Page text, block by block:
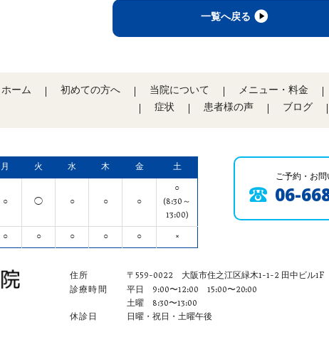
一覧へ戻る
ホーム 初めての方へ 当院について メニュー・料金
症状
患者様の声 ブログ
月 火 水 木 金 土
○ ◯ ○ ○ ○
○
(8:30～
13:00)
○ ○ ○ ○ ○ ×
ご予約・お
06-
住所 〒559-0022 大阪市住之江区緑木1-1-2 田中ビル1F
診療時間
平日 9:00〜12:00 15:00〜20:00
土曜 8:30〜13:00
休診日
日曜・祝日・土曜午後